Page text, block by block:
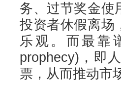
务、过节奖金使
投资者休假离场
乐观。而最靠
prophecy)，即
票，从而推动市